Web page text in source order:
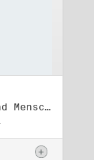
Titel: Initiative Frieden und Menschenrechte (3)